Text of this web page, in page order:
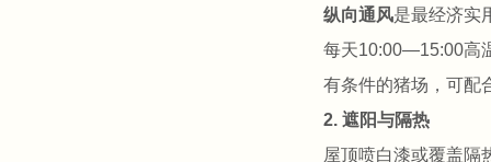
纵向通风是最经济实
每天10:00—15:00高
有条件的猪场，可配
2. 遮阳与隔热
屋顶喷白漆或覆盖隔